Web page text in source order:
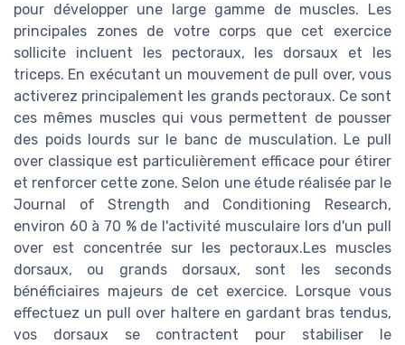
pour développer une large gamme de muscles. Les
principales zones de votre corps que cet exercice
sollicite incluent les pectoraux, les dorsaux et les
triceps. En exécutant un mouvement de pull over, vous
activerez principalement les grands pectoraux. Ce sont
ces mêmes muscles qui vous permettent de pousser
des poids lourds sur le banc de musculation. Le pull
over classique est particulièrement efficace pour étirer
et renforcer cette zone. Selon une étude réalisée par le
Journal of Strength and Conditioning Research,
environ 60 à 70 % de l'activité musculaire lors d'un pull
over est concentrée sur les pectoraux.Les muscles
dorsaux, ou grands dorsaux, sont les seconds
bénéficiaires majeurs de cet exercice. Lorsque vous
effectuez un pull over haltere en gardant bras tendus,
vos dorsaux se contractent pour stabiliser le